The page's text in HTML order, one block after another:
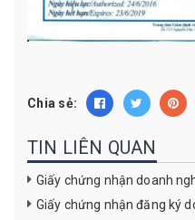
Chia sẻ:
TIN LIÊN QUAN
Giấy chứng nhận doanh
Giấy chứng nhận đăng ký